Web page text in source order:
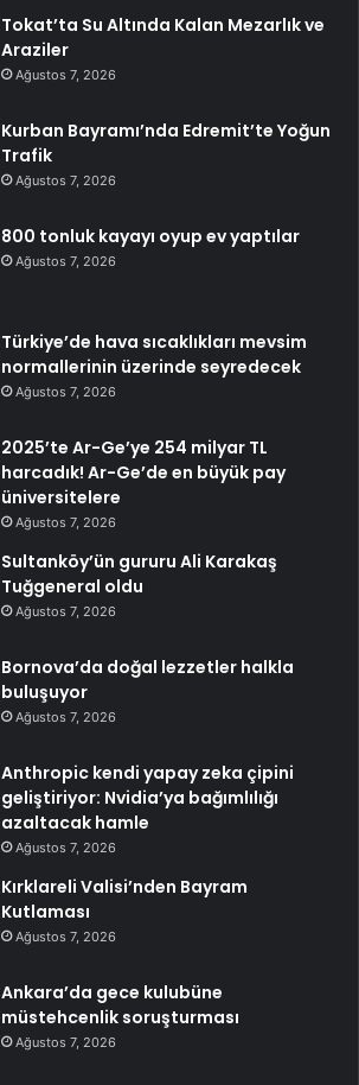
Tokat’ta Su Altında Kalan Mezarlık ve
Araziler
Ağustos 7, 2026
Kurban Bayramı’nda Edremit’te Yoğun
Trafik
Ağustos 7, 2026
800 tonluk kayayı oyup ev yaptılar
Ağustos 7, 2026
Türkiye’de hava sıcaklıkları mevsim
normallerinin üzerinde seyredecek
Ağustos 7, 2026
2025’te Ar-Ge’ye 254 milyar TL
harcadık! Ar-Ge’de en büyük pay
üniversitelere
Ağustos 7, 2026
Sultanköy’ün gururu Ali Karakaş
Tuğgeneral oldu
Ağustos 7, 2026
Bornova’da doğal lezzetler halkla
buluşuyor
Ağustos 7, 2026
Anthropic kendi yapay zeka çipini
geliştiriyor: Nvidia’ya bağımlılığı
azaltacak hamle
Ağustos 7, 2026
Kırklareli Valisi’nden Bayram
Kutlaması
Ağustos 7, 2026
Ankara’da gece kulubüne
müstehcenlik soruşturması
Ağustos 7, 2026